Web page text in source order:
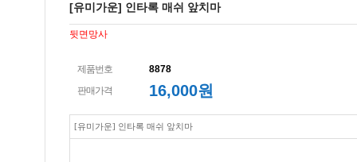
[유미가운] 인타록 매쉬 앞치마
뒷면망사
제품번호
8878
판매가격
16,000원
[유미가운] 인타록 매쉬 앞치마